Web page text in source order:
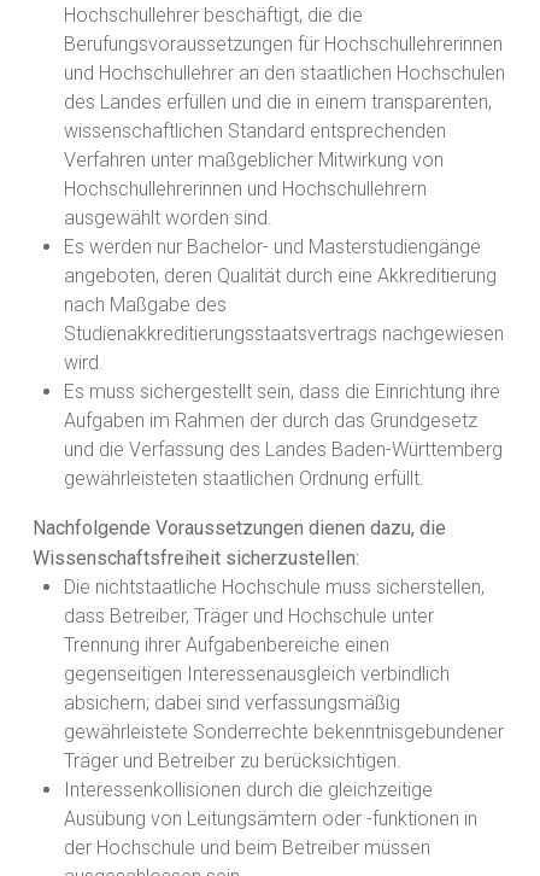
Hochschullehrer beschäftigt, die die
Berufungsvoraussetzungen für Hochschullehrerinnen
und Hochschullehrer an den staatlichen Hochschulen
des Landes erfüllen und die in einem transparenten,
wissenschaftlichen Standard entsprechenden
Verfahren unter maßgeblicher Mitwirkung von
Hochschullehrerinnen und Hochschullehrern
ausgewählt worden sind.
Es werden nur Bachelor- und Masterstudiengänge
angeboten, deren Qualität durch eine Akkreditierung
nach Maßgabe des
Studienakkreditierungsstaatsvertrags nachgewiesen
wird.
Es muss sichergestellt sein, dass die Einrichtung ihre
Aufgaben im Rahmen der durch das Grundgesetz
und die Verfassung des Landes Baden-Württemberg
gewährleisteten staatlichen Ordnung erfüllt.
Nachfolgende Voraussetzungen dienen dazu, die
Wissenschaftsfreiheit sicherzustellen:
Die nichtstaatliche Hochschule muss sicherstellen,
dass Betreiber, Träger und Hochschule unter
Trennung ihrer Aufgabenbereiche einen
gegenseitigen Interessenausgleich verbindlich
absichern; dabei sind verfassungsmäßig
gewährleistete Sonderrechte bekenntnisgebundener
Träger und Betreiber zu berücksichtigen.
Interessenkollisionen durch die gleichzeitige
Ausübung von Leitungsämtern oder -funktionen in
der Hochschule und beim Betreiber müssen